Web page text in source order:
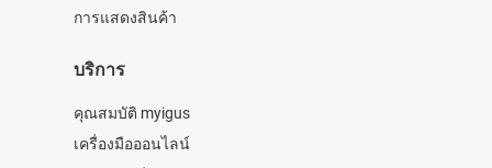
การแสดงสินค้า
บริการ
คุณสมบัติ myigus
เครื่องมือออนไลน์